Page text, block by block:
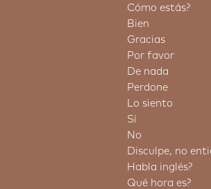
Cómo estás?
Bien
Gracias
Por favor
De nada
Perdone
Lo siento
Sí
No
Disculpe, no
Habla inglés?
Qué hora es?